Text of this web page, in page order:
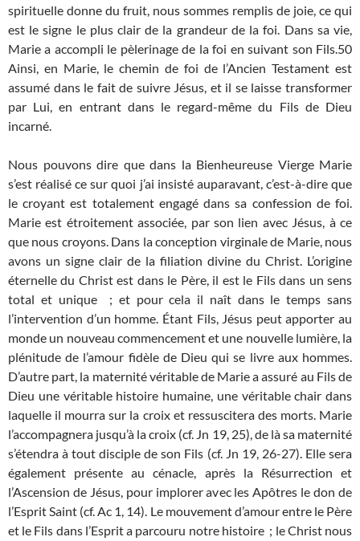
spirituelle donne du fruit, nous sommes remplis de joie, ce qui
est le signe le plus clair de la grandeur de la foi. Dans sa vie,
Marie a accompli le pèlerinage de la foi en suivant son Fils.50
Ainsi, en Marie, le chemin de foi de l’Ancien Testament est
assumé dans le fait de suivre Jésus, et il se laisse transformer
par Lui, en entrant dans le regard-même du Fils de Dieu
incarné.
Nous pouvons dire que dans la Bienheureuse Vierge Marie
s’est réalisé ce sur quoi j’ai insisté auparavant, c’est-à-dire que
le croyant est totalement engagé dans sa confession de foi.
Marie est étroitement associée, par son lien avec Jésus, à ce
que nous croyons. Dans la conception virginale de Marie, nous
avons un signe clair de la filiation divine du Christ. L’origine
éternelle du Christ est dans le Père, il est le Fils dans un sens
total et unique ; et pour cela il naît dans le temps sans
l’intervention d’un homme. Étant Fils, Jésus peut apporter au
monde un nouveau commencement et une nouvelle lumière, la
plénitude de l’amour fidèle de Dieu qui se livre aux hommes.
D’autre part, la maternité véritable de Marie a assuré au Fils de
Dieu une véritable histoire humaine, une véritable chair dans
laquelle il mourra sur la croix et ressuscitera des morts. Marie
l’accompagnera jusqu’à la croix (cf. Jn 19, 25), de là sa maternité
s’étendra à tout disciple de son Fils (cf. Jn 19, 26-27). Elle sera
également présente au cénacle, après la Résurrection et
l’Ascension de Jésus, pour implorer avec les Apôtres le don de
l’Esprit Saint (cf. Ac 1, 14). Le mouvement d’amour entre le Père
et le Fils dans l’Esprit a parcouru notre histoire ; le Christ nous